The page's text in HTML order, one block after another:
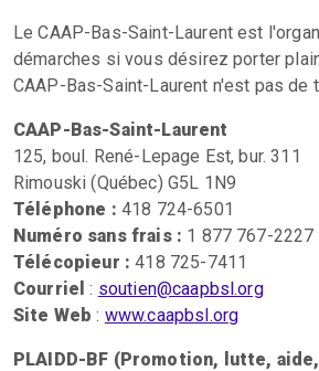
Le CAAP-Bas-Saint-Laurent est
démarches si vous désirez porter
CAAP-Bas-Saint-Laurent n'est pas
CAAP-Bas-Saint-Laurent
125, boul. René-Lepage Est, bur. 311
Rimouski (Québec) G5L 1N9
Téléphone : 418 724-6501
Numéro sans frais : 1 877 767-2227
Télécopieur : 418 725-7411
Courriel : soutien@caapbsl.org
Site Web : www.caapbsl.org
PLAIDD-BF (Promotion, lutte,